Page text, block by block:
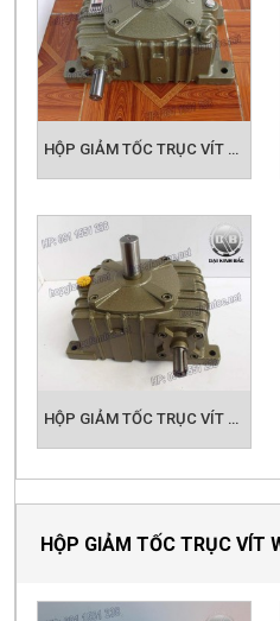
HỘP GIẢM TỐC TRỤC VÍT WPO SIZE 120